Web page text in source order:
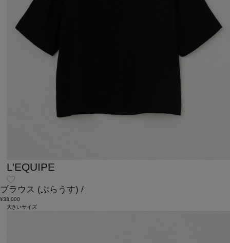
L'EQUIPE
ブラウス (ぶらうす) /
¥33,000
大きいサイズ